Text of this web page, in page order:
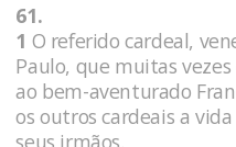
61.
1 O referido cardeal,
Paulo, que muitas
ao bem-aventurado
os outros cardeais a
seus irmãos.